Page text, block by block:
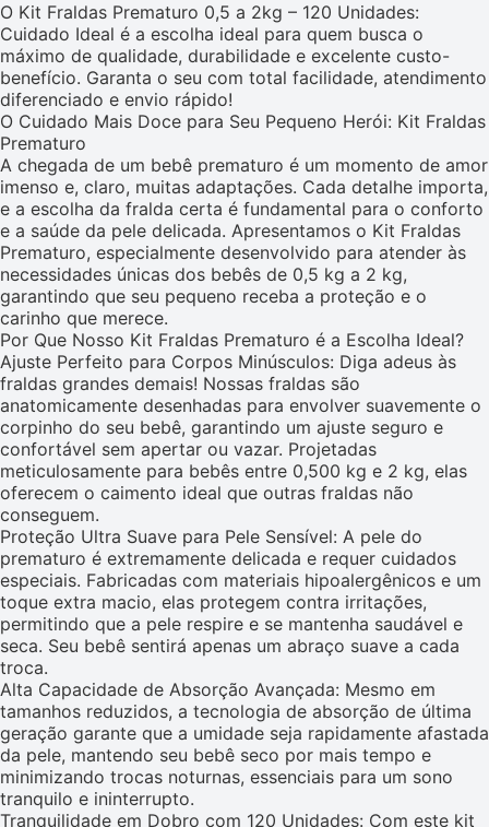
O Kit Fraldas Prematuro 0,5 a 2kg – 120 Unidades:
Cuidado Ideal é a escolha ideal para quem busca o
máximo de qualidade, durabilidade e excelente custo-
benefício. Garanta o seu com total facilidade, atendimento
diferenciado e envio rápido!
O Cuidado Mais Doce para Seu Pequeno Herói: Kit Fraldas
Prematuro
A chegada de um bebê prematuro é um momento de amor
imenso e, claro, muitas adaptações. Cada detalhe importa,
e a escolha da fralda certa é fundamental para o conforto
e a saúde da pele delicada. Apresentamos o Kit Fraldas
Prematuro, especialmente desenvolvido para atender às
necessidades únicas dos bebês de 0,5 kg a 2 kg,
garantindo que seu pequeno receba a proteção e o
carinho que merece.
Por Que Nosso Kit Fraldas Prematuro é a Escolha Ideal?
Ajuste Perfeito para Corpos Minúsculos: Diga adeus às
fraldas grandes demais! Nossas fraldas são
anatomicamente desenhadas para envolver suavemente o
corpinho do seu bebê, garantindo um ajuste seguro e
confortável sem apertar ou vazar. Projetadas
meticulosamente para bebês entre 0,500 kg e 2 kg, elas
oferecem o caimento ideal que outras fraldas não
conseguem.
Proteção Ultra Suave para Pele Sensível: A pele do
prematuro é extremamente delicada e requer cuidados
especiais. Fabricadas com materiais hipoalergênicos e um
toque extra macio, elas protegem contra irritações,
permitindo que a pele respire e se mantenha saudável e
seca. Seu bebê sentirá apenas um abraço suave a cada
troca.
Alta Capacidade de Absorção Avançada: Mesmo em
tamanhos reduzidos, a tecnologia de absorção de última
geração garante que a umidade seja rapidamente afastada
da pele, mantendo seu bebê seco por mais tempo e
minimizando trocas noturnas, essenciais para um sono
tranquilo e ininterrupto.
Tranquilidade em Dobro com 120 Unidades: Com este kit